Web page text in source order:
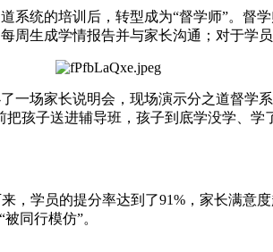
统的培训后，转型成为“督学师”。督
生成学情报告并与家长沟通；对于学
场家长说明会，现场演示分之道督学
孩子送进辅导班，孩子到底学没学、
，学员的提分率达到了91%，家长满意
同行模仿”。